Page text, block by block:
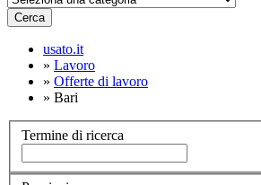
Cerca
usato.it
» Lavoro
» Offerte di lavoro
» Bari
Termine di ricerca